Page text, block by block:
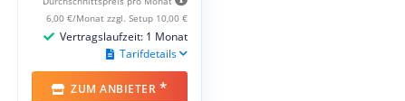
6,00 €/Monat zzgl. Setup 10,00 €
Vertragslaufzeit: 1 Monat
Tarifdetails
ZUM ANBIETER *